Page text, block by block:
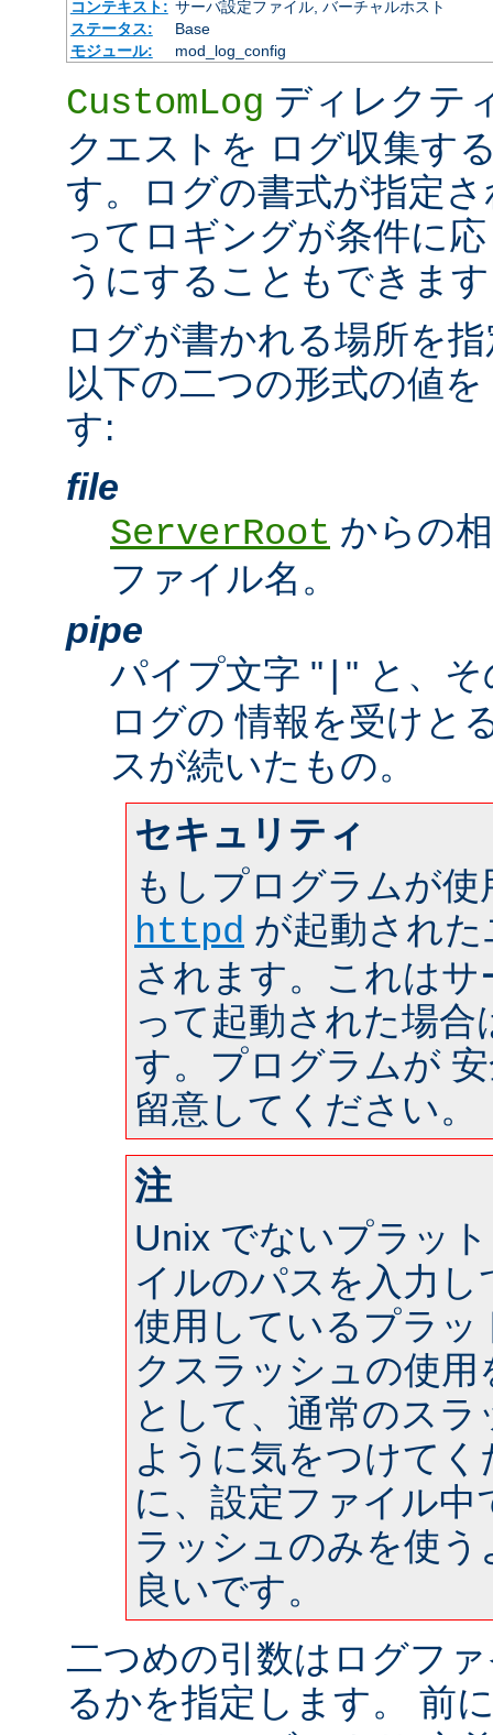
コンテキスト: サーバ設定ファイル, バーチャルホスト
ステータス:
Base
モジュール:
mod_log_config
CustomLog ディレクテ
クエストを ログ収集す
す。ログの書式が指定
ってロギングが条件に
うにすることもできま
ログが書かれる場所を
以下の二つの形式の値
す:
file
ServerRoot からの
ファイル名。
pipe
パイプ文字 " " と、
ログの 情報を受けと
スが続いたもの。
セキュリティ
もしプログラムが
httpd が起動され
されます。これは
って起動された場合
す。プログラムが
留意してください。
注
Unix でないプラッ
イルのパスを入力
使用しているプラ
クスラッシュの使
として、通常のス
ように気をつけて
に、設定ファイル
ラッシュのみを使
良いです。
二つめの引数はログフ
るかを指定します。 前